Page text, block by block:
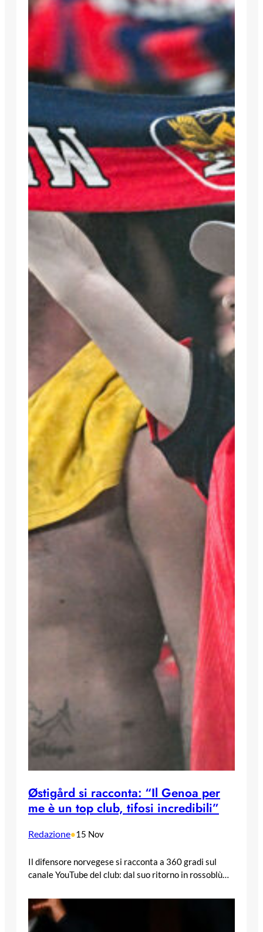
Østigård si racconta: “Il Genoa per
me è un top club, tifosi incredibili”
Redazione•15 Nov
Il difensore norvegese si racconta a 360 gradi sul
canale YouTube del club: dal suo ritorno in rossoblù…